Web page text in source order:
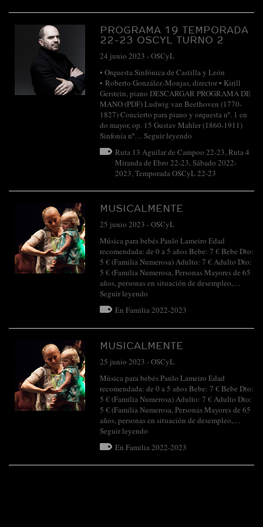
PROGRAMA 19 TEMPORADA
22-23 OSCYL TURNO 2
24 junio 2023 -OSCyL
• Orquesta Sinfónica de Castilla y León
• Roberto González-Monjas, director • Kirill
Gerstein, piano DESCARGAR PROGRAMA DE
MANO (PDF) Ludwig van Beethoven (1770-
1827) Concierto para piano y orquesta nº. 1 en
do mayor, op. 15 Gustav Mahler (1860-1911)
Sinfonía nº… Seguir leyendo
Ruta 13 Aguilar de Campoo 22-23, Ruta 4
Miranda de Ebro 22-23, Sábado 2022-
2023, Temporada OSCyL 22-23
MUSICALMENTE
25 junio 2023 -OSCyL
Música para bebés Paulo Lameiro Edad
recomendada: de 0 a 5 años Bebe: 7 € Bebe Dto:
5 € (Familia Numerosa) Adulto: 7 € Adulto Dto:
5 € (Familia Numerosa, Personas Mayores de 65
años, personas en situación de desempleo,…
Seguir leyendo
En Familia 2022-2023
MUSICALMENTE
25 junio 2023 -OSCyL
Música para bebés Paulo Lameiro Edad
recomendada: de 0 a 5 años Bebe: 7 € Bebe Dto:
5 € (Familia Numerosa) Adulto: 7 € Adulto Dto:
5 € (Familia Numerosa, Personas Mayores de 65
años, personas en situación de desempleo,…
Seguir leyendo
En Familia 2022-2023